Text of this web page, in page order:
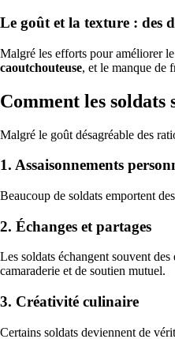
Le goût et la texture : des
Malgré les efforts pour améliorer
caoutchouteuse, et le manque de
Comment les soldats
Malgré le goût désagréable des
1. Assaisonnements
Beaucoup de soldats emportent des
2. Échanges et partages
Les soldats échangent souvent
camaraderie et de soutien mutuel.
3. Créativité culinaire
Certains soldats deviennent de